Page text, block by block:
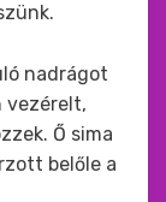
nadrágot
vezérelt,
Ő sima
belőle a